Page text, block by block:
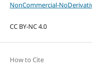
NonCommercial-
CC BY-NC 4.0
How to Cite